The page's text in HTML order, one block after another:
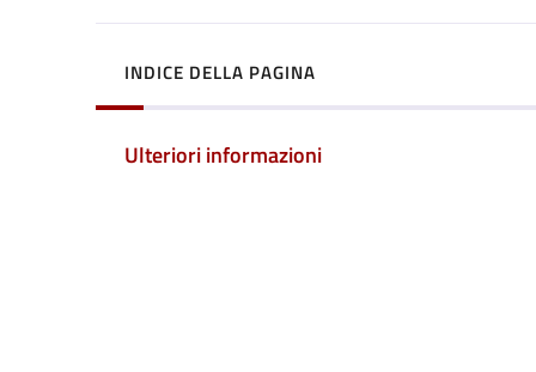
INDICE DELLA PAGINA
Ulteriori informazioni